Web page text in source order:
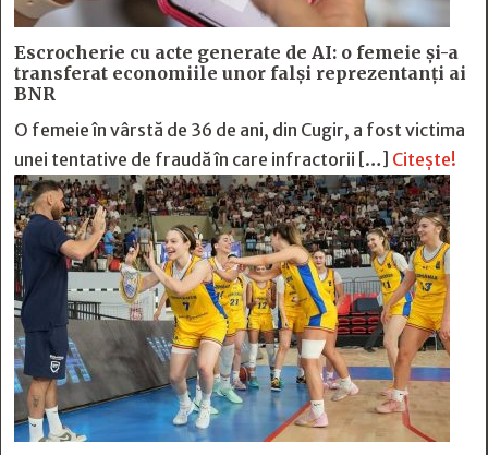
Escrocherie cu acte generate de AI: o femeie și-a
transferat economiile unor falși reprezentanți ai
BNR
O femeie în vârstă de 36 de ani, din Cugir, a fost victima
unei tentative de fraudă în care infractorii […] Citește!